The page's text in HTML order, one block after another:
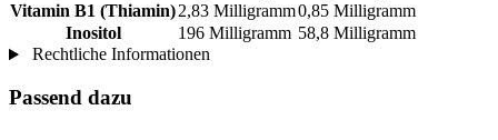
Vitamin B1 (Thiamin)2,83 Milligramm0,85 Milligramm
Inositol
196 Milligramm 58,8 Milligramm
Rechtliche Informationen
Passend dazu